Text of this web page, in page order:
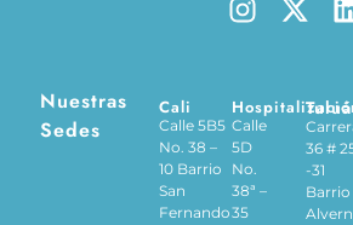
Nuestras
Sedes
Cali
Calle 5B5
No. 38 –
10 Barrio
San
Fernando
Calle
5D
No.
38ª –
35
Tuluá
36 #
-31
Barrio